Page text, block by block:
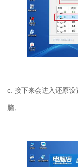
c. 接下来会进入还原
脑。